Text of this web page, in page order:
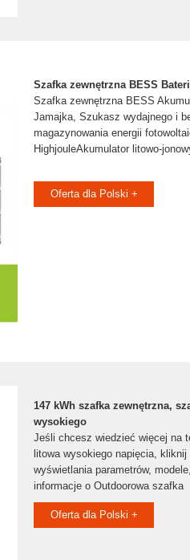
Szafka zewnętrzna BESS
Szafka zewnętrzna BESS
Jamajka, Szukasz wydajnego i
magazynowania energii
HighjouleAkumulator litowo-
Oferta dla Polski +
147 kWh szafka zewnętrzna,
wysokiego
Jeśli chcesz wiedzieć więcej na
litowa wysokiego napięcia,
wyświetlania parametrów,
informacje o Outdoorowa szafka
Oferta dla Polski +